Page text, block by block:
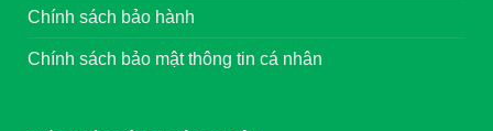
Chính sách bảo hành
Chính sách bảo mật thông tin cá nhân